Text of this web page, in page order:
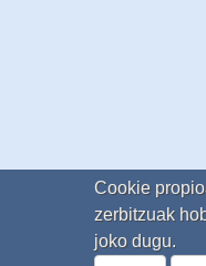
Cookie
zerbitzuak
joko dugu.